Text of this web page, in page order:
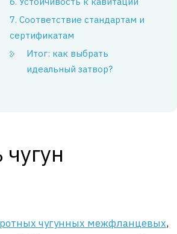
7. Соответствие стандартам и
сертификатам
Итог: как выбрать
идеальный затвор?
чугунных межфланцевых,